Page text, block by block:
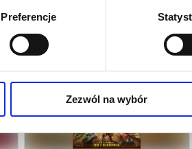
Preferencje
Zezwól na wybór